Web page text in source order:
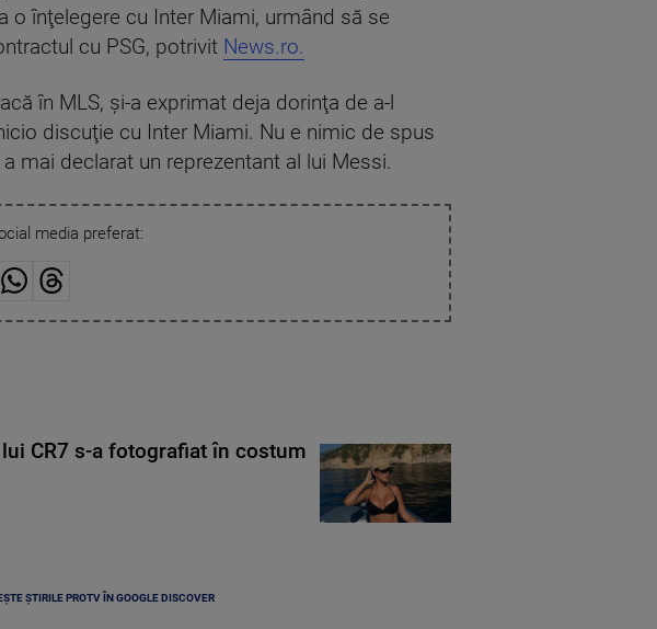
o înţelegere cu Inter Miami, urmând să se
cu PSG, potrivit News.ro.
în MLS, şi-a exprimat deja dorinţa de a-l
discuţie cu Inter Miami. Nu e nimic de spus
mai declarat un reprezentant al lui Messi.
media preferat:
CR7 s-a fotografiat în costum
ȘTIRILE PROTV ÎN GOOGLE DISCOVER